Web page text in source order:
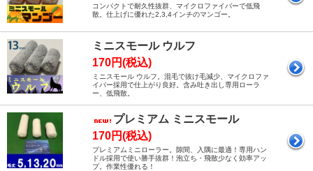
コンパクトで耐久性抜群、マイクロファイバーで低飛
散。仕上げに優れた2,3,4インチのマンゴー。
ミニスモール ウルフ
170円(税込)
ミニスモール ウルフ。混毛で抜け毛減少、マイクロファ
イバー採用で仕上がり良好。含み吐き出し専用ローラ
ー、低飛散。
プレミアム ミニスモール
170円(税込)
プレミアムミニローラー。隙間、入隅に最適！専用ハン
ドル採用で使い勝手抜群！泡立ち・飛散少なく効率アッ
プ。作業性優れる！